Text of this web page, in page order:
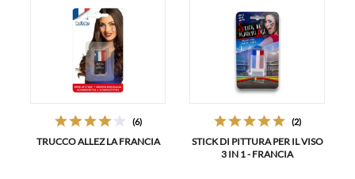
(6)
TRUCCO ALLEZ LA FRANCIA
(2)
STICK DI PITTURA PER IL VISO
3 IN 1 - FRANCIA